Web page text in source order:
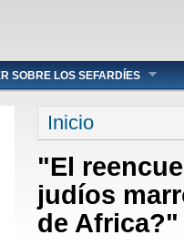
SOBRE LOS SEFARDÍES
Se encuentra
Inicio
"El
judíos
de Africa?"